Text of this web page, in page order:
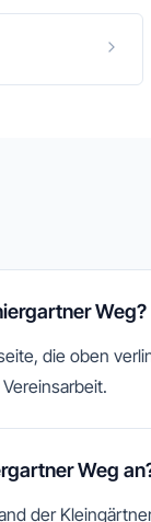
Weg?
die oben
Weg
der